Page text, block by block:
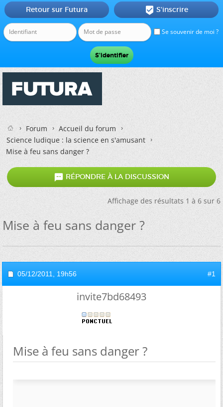
Se souvenir de moi ?
Retour sur Futura  S'inscrire
Forum
Accueil du forum
Science ludique : la science en s'amusant
Mise à feu sans danger ?
 RÉPONDRE À LA DISCUSSION
Affichage des résultats 1 à 6 sur 6
Mise à feu sans danger ?
05/12/2011, 19h56 #1
invite7bd68493
Mise à feu sans danger ?